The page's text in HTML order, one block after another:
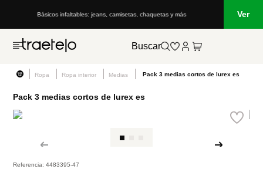
Básicos infaltables: jeans, camisetas, chaquetas y más Ver
Buscar
Ropa Ropa interior Medias Pack 3 medias cortos de lurex es
Pack 3 medias cortos de lurex es
Referencia:4483395-47